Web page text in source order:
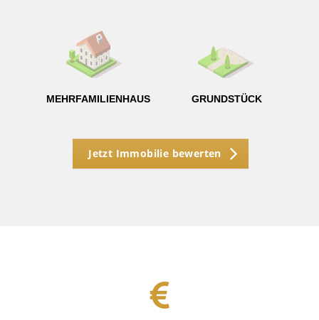
MEHRFAMILIENHAUS GRUNDSTÜCK
Jetzt Immobilie bewerten